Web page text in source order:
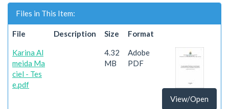
Files in This Item:
File Description Size Format
Karina Al
meida Ma
ciel - Tes
e.pdf
4.32
MB
Adobe
PDF
View/Open